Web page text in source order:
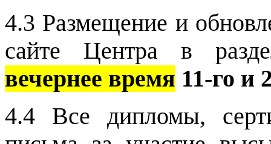
4.3 Размещение и
сайте Центра в
вечернее время 11-го и
4.4 Все дипломы,